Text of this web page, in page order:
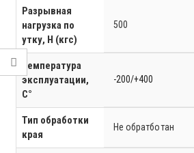
Разрывная
нагрузка по
утку, Н (кгс)
500
Температура
эксплуатации,
C°
-200/+400
Тип обработки
края
Не обратботан